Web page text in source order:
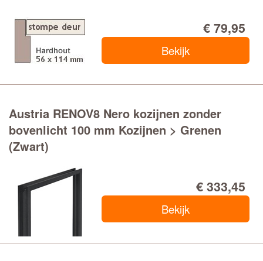
Deurlijsten
€ 79,95
Bekijk
Austria RENOV8 Nero kozijnen zonder
bovenlicht 100 mm Kozijnen > Grenen
(Zwart)
€ 333,45
Bekijk